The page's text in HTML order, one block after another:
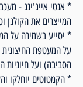
* אנטי אייג'ינג -
המייצרים את הקולגן
* יסייע בשמירה על
על המעטפת
הסביבה) ועל חיוניות
* הקמטוטים יוחלקו